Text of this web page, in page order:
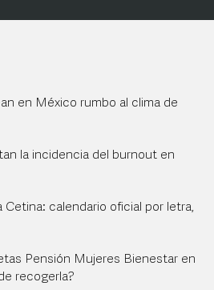
en México rumbo al clima de
la incidencia del burnout en
Cetina: calendario oficial por letra,
Pensión Mujeres Bienestar en
recogerla?